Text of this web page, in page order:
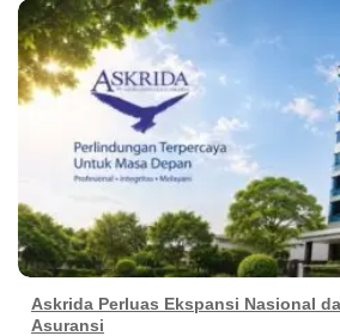
Askrida Perluas Ekspansi Nasional
Asuransi